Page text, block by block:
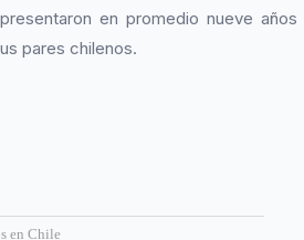
en promedio nueve años
pares chilenos.
en Chile